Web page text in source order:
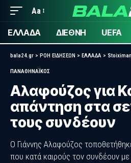
Aa
ΕΛΛΑΔΑ ΔΙΕΘΝΗ UEFA
bala24.gr > ΡΟΗ ΕΙΔΗΣΕΩΝ > ΕΛΛΑΔΑ >
ΠΑΝΑΘΗΝΑΪΚΟΣ
Αλαφούζος για
απάντηση στα
τους συνδέουν
Ο Γιάννης Αλαφούζος
που κατά καιρούς τον συνδέουν με